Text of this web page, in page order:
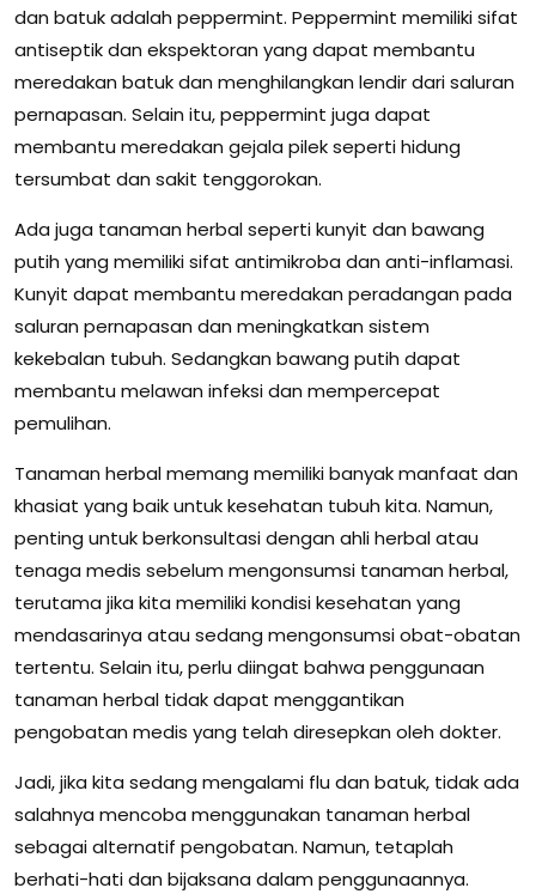
dan batuk adalah peppermint. Peppermint memiliki sifat
antiseptik dan ekspektoran yang dapat membantu
meredakan batuk dan menghilangkan lendir dari saluran
pernapasan. Selain itu, peppermint juga dapat
membantu meredakan gejala pilek seperti hidung
tersumbat dan sakit tenggorokan.
Ada juga tanaman herbal seperti kunyit dan bawang
putih yang memiliki sifat antimikroba dan anti-inflamasi.
Kunyit dapat membantu meredakan peradangan pada
saluran pernapasan dan meningkatkan sistem
kekebalan tubuh. Sedangkan bawang putih dapat
membantu melawan infeksi dan mempercepat
pemulihan.
Tanaman herbal memang memiliki banyak manfaat dan
khasiat yang baik untuk kesehatan tubuh kita. Namun,
penting untuk berkonsultasi dengan ahli herbal atau
tenaga medis sebelum mengonsumsi tanaman herbal,
terutama jika kita memiliki kondisi kesehatan yang
mendasarinya atau sedang mengonsumsi obat-obatan
tertentu. Selain itu, perlu diingat bahwa penggunaan
tanaman herbal tidak dapat menggantikan
pengobatan medis yang telah diresepkan oleh dokter.
Jadi, jika kita sedang mengalami flu dan batuk, tidak ada
salahnya mencoba menggunakan tanaman herbal
sebagai alternatif pengobatan. Namun, tetaplah
berhati-hati dan bijaksana dalam penggunaannya.